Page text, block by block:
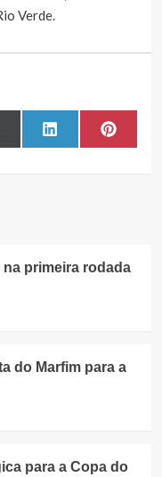
Verde.
Share
on
LinkedIn Share
on
na primeira rodada
do Marfim para a
para a Copa do